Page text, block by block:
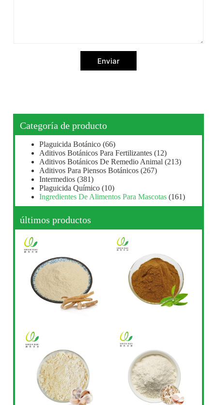
Enviar
Categoría de producto
Plaguicida Botánico (66)
Aditivos Botánicos Para Fertilizantes (12)
Aditivos Botánicos De Remedio Animal (213)
Aditivos Para Piensos Botánicos (267)
Intermedios (381)
Plaguicida Químico (10)
Ingredientes De Alimentos Para Mascotas (161)
últimos productos